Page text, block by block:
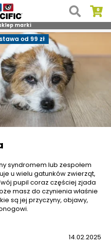
marki
od 99 zł
syndromem lub zespołem
u wielu gatunków zwierząt,
pupil coraz częściej zjada
masz do czynienia właśnie
są jej przyczyny, objawy,
14.02.2025